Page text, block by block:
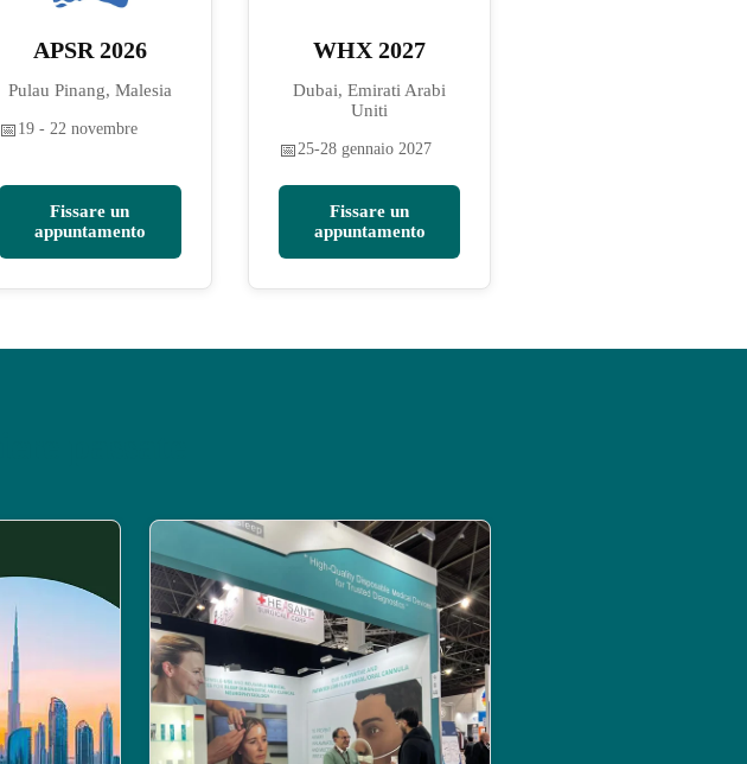
APSR 2026
Pulau Pinang, Malesia
📅 19 - 22 novembre
Fissare un
appuntamento
WHX 2027
Dubai, Emirati Arabi
Uniti
📅25-28 gennaio 2027
Fissare un
appuntamento